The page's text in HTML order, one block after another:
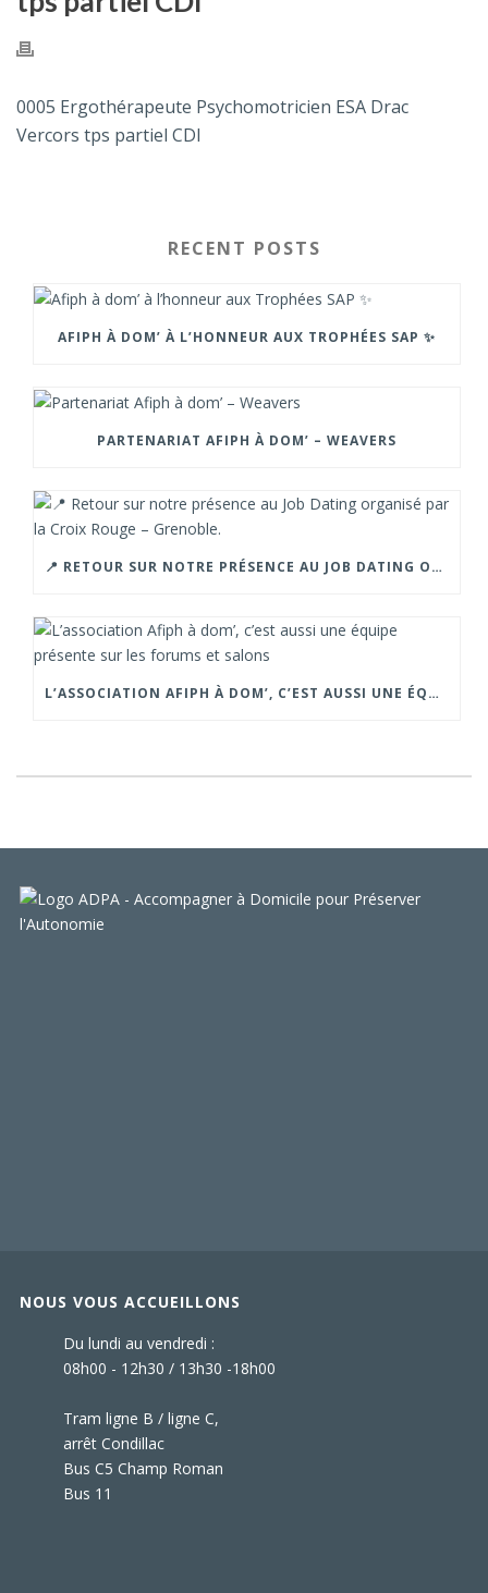
0005 Ergothérapeute Psychomotricien ESA Drac
Vercors tps partiel CDI
RECENT POSTS
AFIPH À DOM’ À L’HONNEUR AUX TROPHÉES SAP ✨
PARTENARIAT AFIPH À DOM’ – WEAVERS
📍 RETOUR SUR NOTRE PRÉSENCE AU JOB DATING ORGANISÉ PAR LA CROIX ROUGE – GRENOBLE.
L’ASSOCIATION AFIPH À DOM’, C’EST AUSSI UNE ÉQUIPE PRÉSENTE SUR LES FORUMS ET SALONS
NOUS VOUS ACCUEILLONS
Du lundi au vendredi :
08h00 - 12h30 / 13h30 -18h00
Tram ligne B / ligne C,
arrêt Condillac
Bus C5 Champ Roman
Bus 11